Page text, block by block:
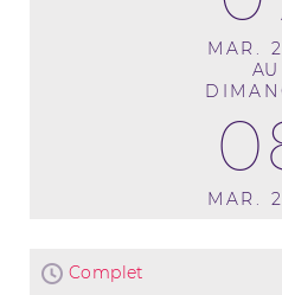
MAR.
AU
MAR.
Complet